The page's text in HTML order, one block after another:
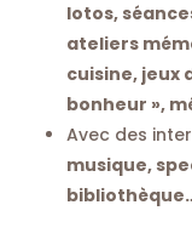
lotos,
ateliers
cuisine, jeux
bonheur »,
Avec des
musique,